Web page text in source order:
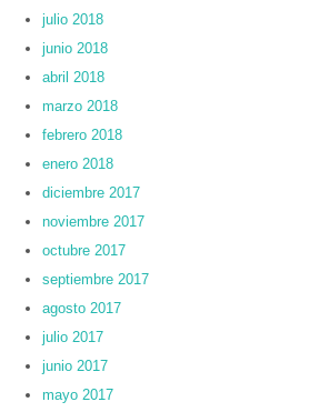
julio 2018
junio 2018
abril 2018
marzo 2018
febrero 2018
enero 2018
diciembre 2017
noviembre 2017
octubre 2017
septiembre 2017
agosto 2017
julio 2017
junio 2017
mayo 2017